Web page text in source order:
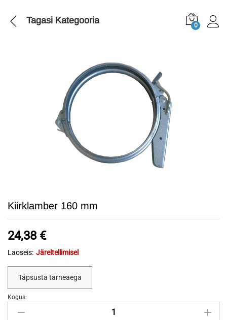
Tagasi Kategooria 0
Kiirklamber 160 mm
24,38 €
Laoseis: Järeltellimisel
Täpsusta tarneaega
Kiirklamber
160
Kogus: